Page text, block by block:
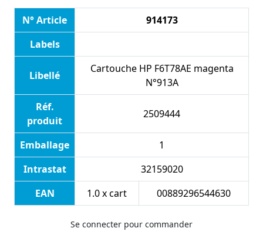
N° Article
914173
Labels
Libellé
Cartouche HP F6T78AE magenta
N°913A
Réf.
produit
2509444
Emballage
1
Intrastat
32159020
EAN
1.0 x cart 00889296544630
Se connecter pour commander